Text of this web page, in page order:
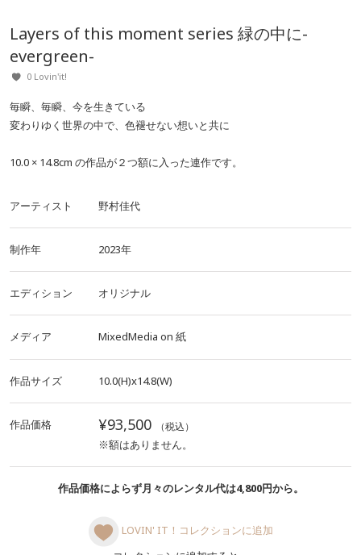
Layers of this moment series 緑の中に-
evergreen-
0 Lovin'it!
毎瞬、毎瞬、今を生きている
変わりゆく世界の中で、色褪せない想いと共に
10.0 × 14.8cm の作品が２つ額に入った連作です。
アーティスト 野村佳代
制作年 2023年
エディション オリジナル
メディア MixedMedia on 紙
作品サイズ 10.0(H)x14.8(W)
作品価格 ¥93,500 （税込）
※額はありません。
作品価格によらず月々のレンタル代は4,800円から。
LOVIN' IT！コレクションに追加